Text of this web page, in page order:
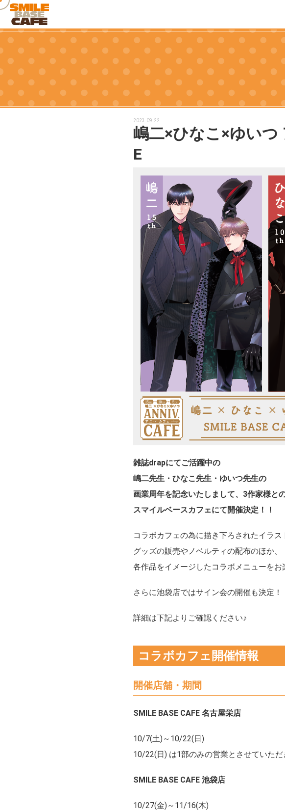
2023.09.22
嶋二×ひなこ×ゆいつ
E
雑誌drapにてご活躍中の
嶋二先生・ひなこ先生・ゆいつ先生の
画業周年を記念いたしまして、3作家様と
スマイルベースカフェにて開催決定！！
コラボカフェの為に描き下ろされたイラス
グッズの販売やノベルティの配布のほか、
各作品をイメージしたコラボメニューをお
さらに池袋店ではサイン会の開催も決定！
詳細は下記よりご確認ください♪
コラボカフェ開催情報
開催店舗・期間
SMILE BASE CAFE 名古屋栄店
10/7(土)～10/22(日)
10/22(日) は1部のみの営業とさせていただ
SMILE BASE CAFE 池袋店
10/27(金)～11/16(木)